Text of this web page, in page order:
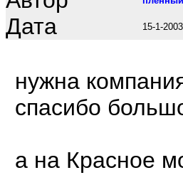
Дата 15-1-
нужна
спасибо
а на Красное